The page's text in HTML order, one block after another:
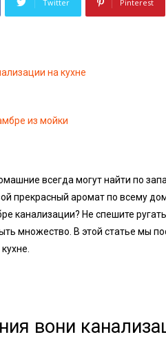
Twitter Pinterest
на кухне
из мойки
всегда могут найти по
прекрасный аромат по всему
канализации? Не спешите
множество. В этой статье мы
вони